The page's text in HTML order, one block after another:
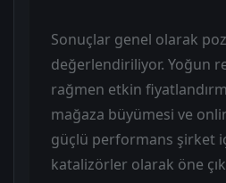
Sonuçlar genel olarak
değerlendiriliyor. Yoğun
rağmen etkin
mağaza büyümesi ve
güçlü performans şirket
katalizörler olarak öne